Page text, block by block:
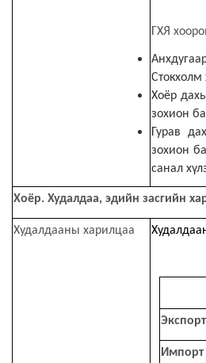
ГХЯ
Стокхолм
Хоёр
зохион
Гурав
зохион
санал
Хоёр. Худалдаа, эдийн засгийн
Худалдааны харилцаа
Экспорт
Импорт